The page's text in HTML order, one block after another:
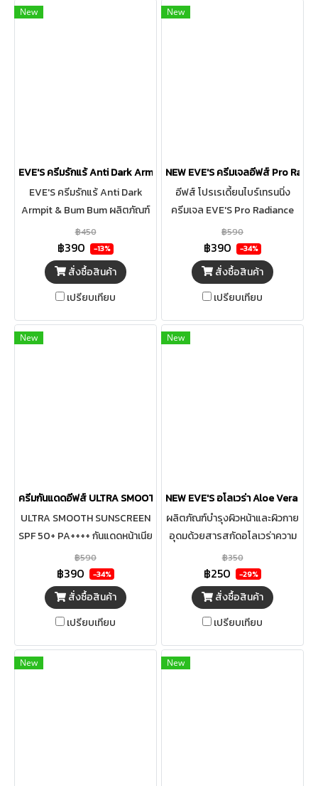
Antioxidant ลดการเกิดจุดด่าง
New
EVE'S ครีมรักแร้ Anti Dark Armpit & Bum Bum
EVE'S ครีมรักแร้ Anti Dark
Armpit & Bum Bum ผลิตภัณฑ์
บำรุงผิวบริเวณรักแร้ ขาหนีบ และ
บั้นท้าย ช่วยให้ผิวกระจ่างใสพร้อม
ระงับกลิ่นกายได้อย่างมี
ประสิทธิภาพ
฿450
฿390 -13%
สั่งซื้อสินค้า
เปรียบเทียบ
New
NEW EVE'S ครีมเจลอีฟส์ Pro
อีฟส์ โปรเรเดี้ยนไบร์เทรนนิ่ง
ครีมเจล EVE'S Pro Radiance
Brightening Cream Gel ครีม
เจล ผิวขาวกระจ่างใส ผิวเนียนนุ่ม
ชุ่มชื้น ผลิตภัณฑ์บำรุงผิวให้แลดู
กระจ่างใส เอกสิทธิ์เฉพาะอีฟส์
สารสกัด EVE'S EXTRACT
10ชนิด ยับยั้ง5กลไกจากความ
หมองคล้ำ ผิวกระจ่างใสอย่างเป็น
฿590
฿390 -34%
สั่งซื้อสินค้า
เปรียบเทียบ
New
ครีมกันแดดอีฟส์ ULTRA SMOOTH SUNSCREEN SPF 50+ PA++++
ULTRA SMOOTH SUNSCREEN
SPF 50+ PA++++ กันแดดหน้าเนีย
นอีฟส์ ไม่เหนียว ไม่มัน ไม่เยิ้ม
฿590
฿390 -34%
สั่งซื้อสินค้า
เปรียบเทียบ
New
NEW EVE'S อโลเวร่า Aloe Vera
ผลิตภัณฑ์บำรุงผิวหน้าและผิวกาย
อุดมด้วยสารสกัดอโลเวร่าความ
เข้มข้น 200x มากกว่าสูตรเดิม 10
เท่าผสานน้ำแร่จากธรรมชาติ ช่วย
มอบความชุ่มชื้น ปลอบประโลมผิว
ให้ผิวสดชื่น ปกป้องผิวที่ถูกทา
ร้ายจากแสงแดด ลดการระคาย
เคืองผิวอย่างอ่อนโยน ลดการ
เกิดสิว ซึมซาบเร็ว ไม่เหนียว
฿350
฿250 -29%
สั่งซื้อสินค้า
เปรียบเทียบ
New New